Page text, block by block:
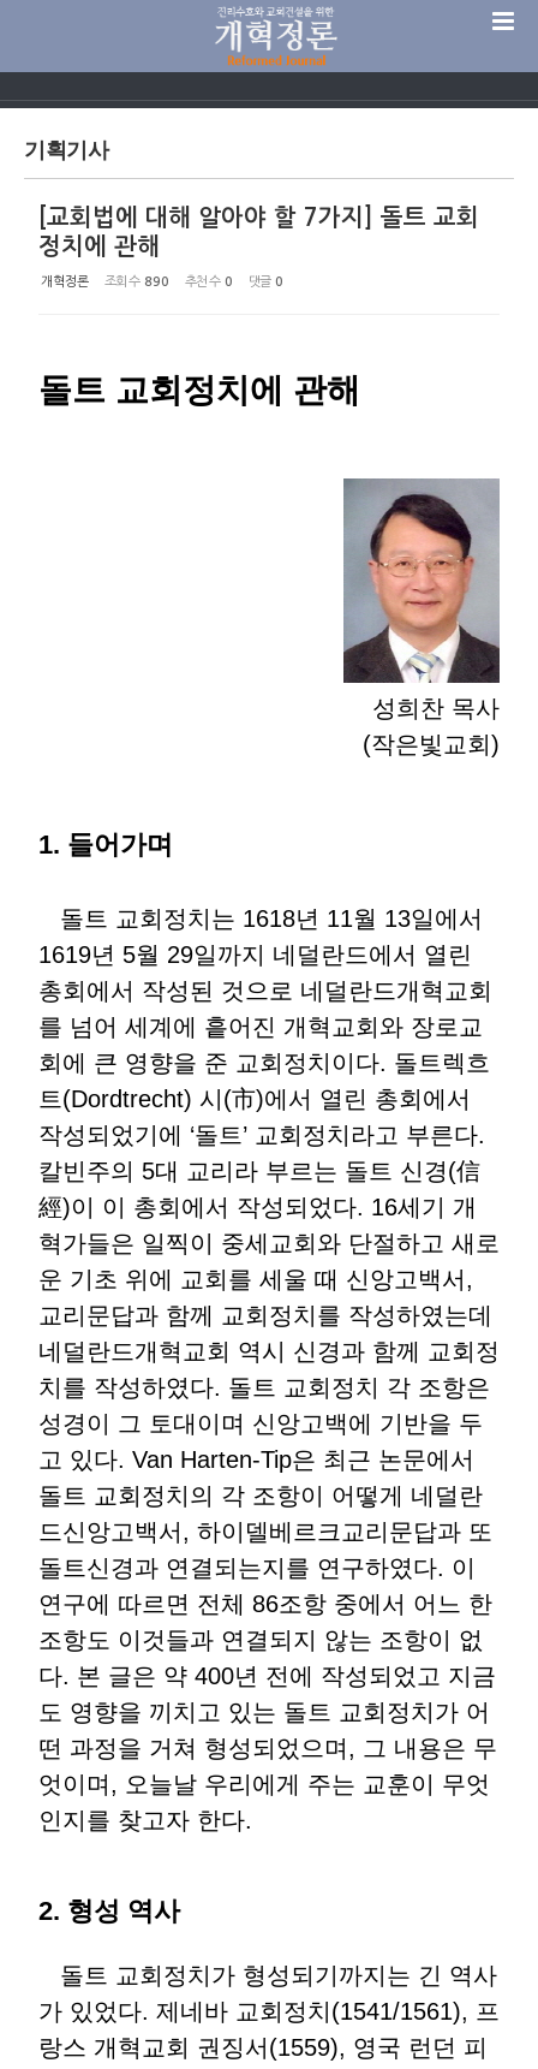
기획기사
[교회법에 대해 알아야 할 7가지] 돌트 교회
정치에 관해
개혁정론 조회 수 890 추천 수 0 댓글 0
돌트 교회정치에 관해
성희찬 목사
(작은빛교회)
1. 들어가며
돌트 교회정치는 1618년 11월 13일에서
1619년 5월 29일까지 네덜란드에서 열린
총회에서 작성된 것으로 네덜란드개혁교회
를 넘어 세계에 흩어진 개혁교회와 장로교
회에 큰 영향을 준 교회정치이다. 돌트렉흐
트(Dordtrecht) 시(市)에서 열린 총회에서
작성되었기에 ‘돌트’ 교회정치라고 부른다.
칼빈주의 5대 교리라 부르는 돌트 신경(信
經)이 이 총회에서 작성되었다. 16세기 개
혁가들은 일찍이 중세교회와 단절하고 새로
운 기초 위에 교회를 세울 때 신앙고백서,
교리문답과 함께 교회정치를 작성하였는데
네덜란드개혁교회 역시 신경과 함께 교회정
치를 작성하였다. 돌트 교회정치 각 조항은
성경이 그 토대이며 신앙고백에 기반을 두
고 있다. Van Harten-Tip은 최근 논문에서
돌트 교회정치의 각 조항이 어떻게 네덜란
드신앙고백서, 하이델베르크교리문답과 또
돌트신경과 연결되는지를 연구하였다. 이
연구에 따르면 전체 86조항 중에서 어느 한
조항도 이것들과 연결되지 않는 조항이 없
다. 본 글은 약 400년 전에 작성되었고 지금
도 영향을 끼치고 있는 돌트 교회정치가 어
떤 과정을 거쳐 형성되었으며, 그 내용은 무
엇이며, 오늘날 우리에게 주는 교훈이 무엇
인지를 찾고자 한다.
2. 형성 역사
돌트 교회정치가 형성되기까지는 긴 역사
가 있었다. 제네바 교회정치(1541/1561), 프
랑스 개혁교회 권징서(1559), 영국 런던 피
Sketchbook5, 스케치북5
Sketchbook5, 스케치북5